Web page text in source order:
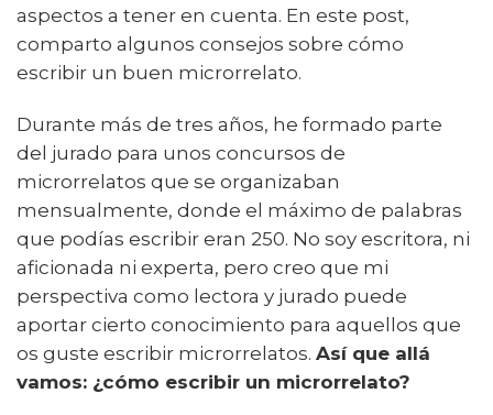
aspectos a tener en cuenta. En este post,
comparto algunos consejos sobre cómo
escribir un buen microrrelato.
Durante más de tres años, he formado parte
del jurado para unos concursos de
microrrelatos que se organizaban
mensualmente, donde el máximo de palabras
que podías escribir eran 250. No soy escritora, ni
aficionada ni experta, pero creo que mi
perspectiva como lectora y jurado puede
aportar cierto conocimiento para aquellos que
os guste escribir microrrelatos. Así que allá
vamos: ¿cómo escribir un microrrelato?